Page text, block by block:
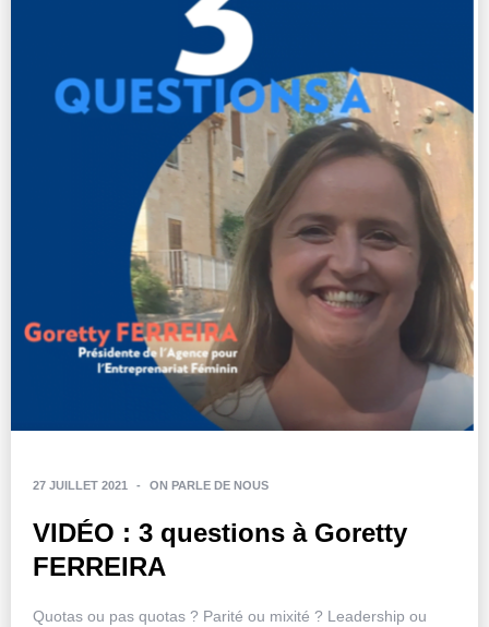
27 JUILLET 2021 - ON PARLE DE NOUS
VIDÉO : 3 questions à Goretty
FERREIRA
Quotas ou pas quotas ? Parité ou mixité ? Leadership ou